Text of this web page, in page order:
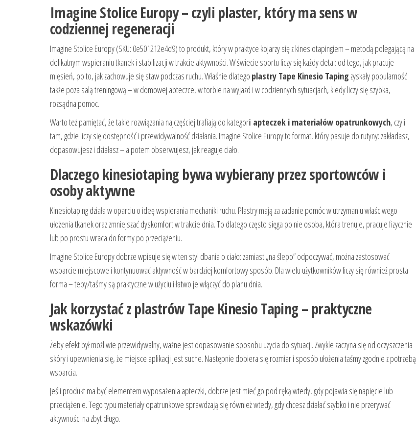
Imagine Stolice Europy – czyli plaster, który ma sens w
codziennej regeneracji
Imagine Stolice Europy (SKU: 0e501212e4d9) to produkt, który w praktyce kojarzy się z kinesiotapingiem – metodą polegającą na
delikatnym wspieraniu tkanek i stabilizacji w trakcie aktywności. W świecie sportu liczy się każdy detal: od tego, jak pracuje
mięsień, po to, jak zachowuje się staw podczas ruchu. Właśnie dlatego plastry Tape Kinesio Taping zyskały popularność
także poza salą treningową – w domowej apteczce, w torbie na wyjazd i w codziennych sytuacjach, kiedy liczy się szybka,
rozsądna pomoc.
Warto też pamiętać, że takie rozwiązania najczęściej trafiają do kategorii apteczek i materiałów opatrunkowych, czyli
tam, gdzie liczy się dostępność i przewidywalność działania. Imagine Stolice Europy to format, który pasuje do rutyny: zakładasz,
dopasowujesz i działasz – a potem obserwujesz, jak reaguje ciało.
Dlaczego kinesiotaping bywa wybierany przez sportowców i
osoby aktywne
Kinesiotaping działa w oparciu o ideę wspierania mechaniki ruchu. Plastry mają za zadanie pomóc w utrzymaniu właściwego
ułożenia tkanek oraz zmniejszać dyskomfort w trakcie dnia. To dlatego często sięga po nie osoba, która trenuje, pracuje fizycznie
lub po prostu wraca do formy po przeciążeniu.
Imagine Stolice Europy dobrze wpisuje się w ten styl dbania o ciało: zamiast „na ślepo” odpoczywać, można zastosować
wsparcie miejscowe i kontynuować aktywność w bardziej komfortowy sposób. Dla wielu użytkowników liczy się również prosta
forma – tepy/taśmy są praktyczne w użyciu i łatwo je włączyć do planu dnia.
Jak korzystać z plastrów Tape Kinesio Taping – praktyczne
wskazówki
Żeby efekt był możliwie przewidywalny, ważne jest dopasowanie sposobu użycia do sytuacji. Zwykle zaczyna się od oczyszczenia
skóry i upewnienia się, że miejsce aplikacji jest suche. Następnie dobiera się rozmiar i sposób ułożenia taśmy zgodnie z potrzebą
wsparcia.
Jeśli produkt ma być elementem wyposażenia apteczki, dobrze jest mieć go pod ręką wtedy, gdy pojawia się napięcie lub
przeciążenie. Tego typu materiały opatrunkowe sprawdzają się również wtedy, gdy chcesz działać szybko i nie przerywać
aktywności na zbyt długo.